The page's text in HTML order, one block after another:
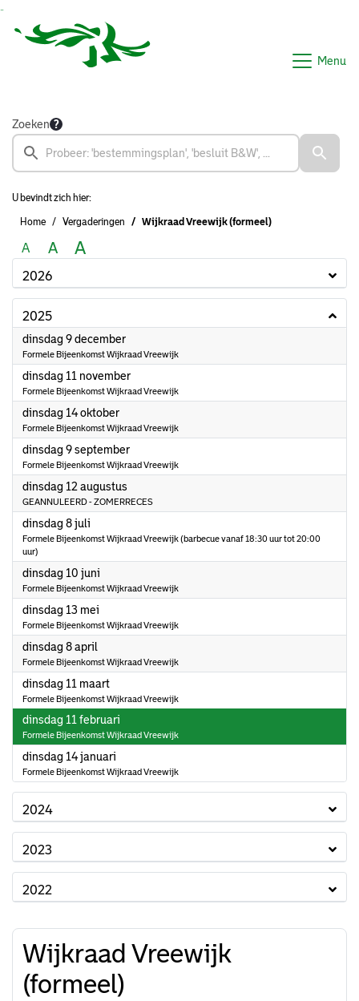
Menu
Zoeken
U bevindt zich hier:
Home Vergaderingen Wijkraad Vreewijk (formeel)
A A A
2026
2025
dinsdag 9 december2025
Formele Bijeenkomst Wijkraad Vreewijk
dinsdag 11 november2025
Formele Bijeenkomst Wijkraad Vreewijk
dinsdag 14 oktober2025
Formele Bijeenkomst Wijkraad Vreewijk
dinsdag 9 september2025
Formele Bijeenkomst Wijkraad Vreewijk
dinsdag 12 augustus
GEANNULEERD - ZOMERRECES
dinsdag 8 juli
Formele Bijeenkomst Wijkraad Vreewijk (barbecue vanaf 18:30 uur tot 20:00
uur)
dinsdag 10 juni
Formele Bijeenkomst Wijkraad Vreewijk
dinsdag 13 mei
Formele Bijeenkomst Wijkraad Vreewijk
dinsdag 8 april
Formele Bijeenkomst Wijkraad Vreewijk
dinsdag 11 maart2025
Formele Bijeenkomst Wijkraad Vreewijk
dinsdag 11 februari
Formele Bijeenkomst Wijkraad Vreewijk
dinsdag 14 januari
Formele Bijeenkomst Wijkraad Vreewijk
2024
2023
2022
Wijkraad Vreewijk
(formeel)